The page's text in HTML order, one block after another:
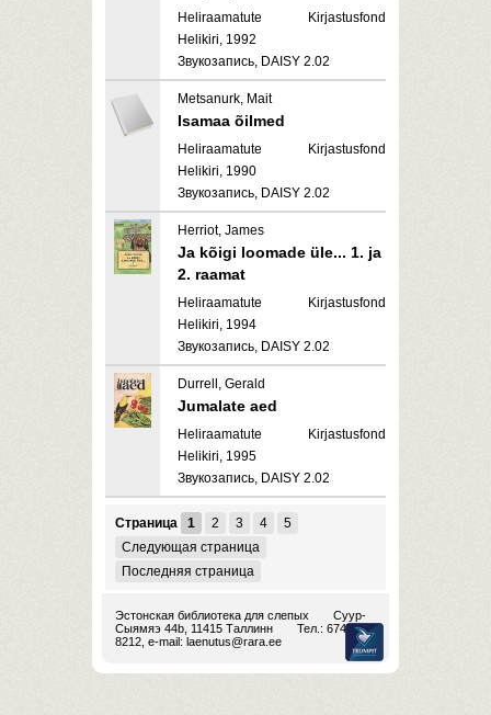
Heliraamatute Kirjastusfond
Helikiri, 1992
Звукозапись, DAISY 2.02
Metsanurk, Mait
Isamaa õilmed
Heliraamatute Kirjastusfond
Helikiri, 1990
Звукозапись, DAISY 2.02
Herriot, James
Ja kõigi loomade üle... 1. ja
2. raamat
Heliraamatute Kirjastusfond
Helikiri, 1994
Звукозапись, DAISY 2.02
Durrell, Gerald
Jumalate aed
Heliraamatute Kirjastusfond
Helikiri, 1995
Звукозапись, DAISY 2.02
Страница 1 2 3 4
5
Следующая страница
Последняя страница
Эстонская библиотека для слепых
Суур-
Сыямяэ 44b, 11415 Таллинн
Тел.: 674
8212, e-mail: laenutus@rara.ee